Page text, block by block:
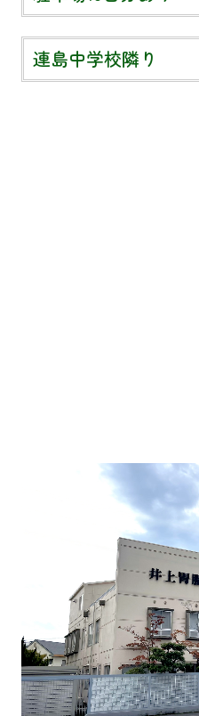
連島中学校隣り